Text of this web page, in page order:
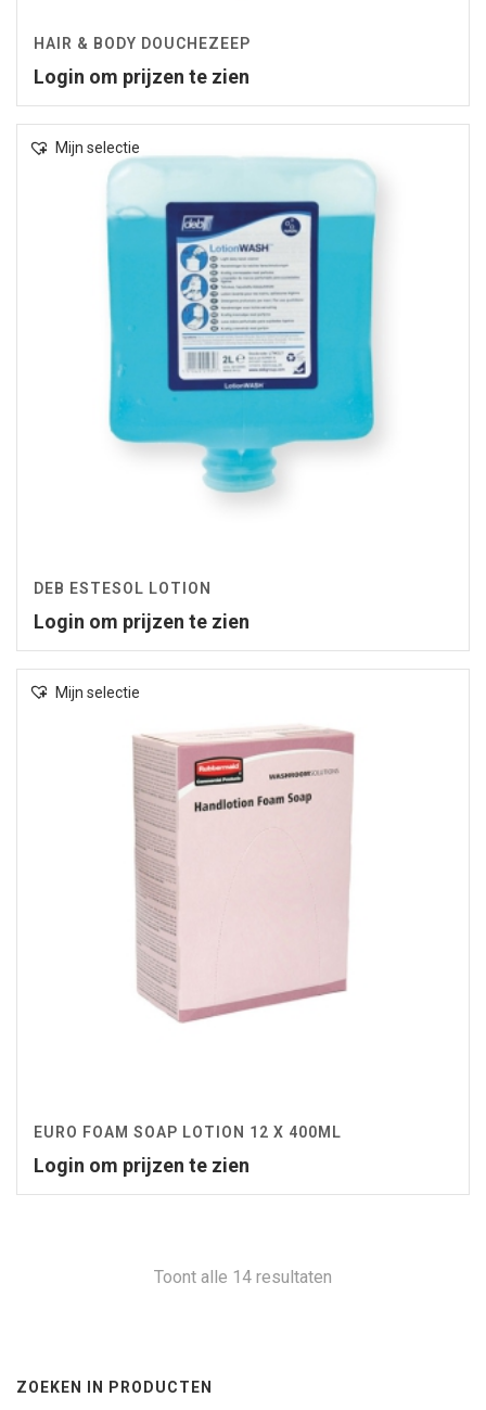
HAIR & BODY DOUCHEZEEP
Login om prijzen te zien
Mijn selectie
DEB ESTESOL LOTION
Login om prijzen te zien
Mijn selectie
EURO FOAM SOAP LOTION 12 X 400ML
Login om prijzen te zien
Toont alle 14 resultaten
ZOEKEN IN PRODUCTEN